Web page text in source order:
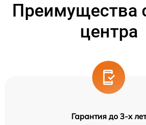
Преимущества
центра
Гарантия до 3-х лет